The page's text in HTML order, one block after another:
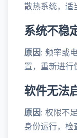
散热系统，适
系统不稳
原因: 频率或
置，重新进行
软件无法
原因: 权限不
身份运行，检